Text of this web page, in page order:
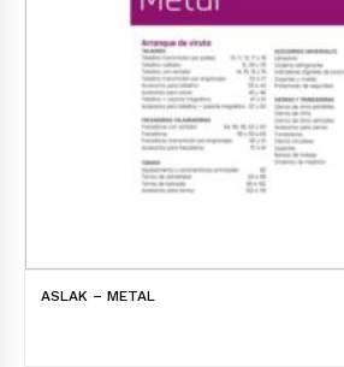
ASLAK – METAL